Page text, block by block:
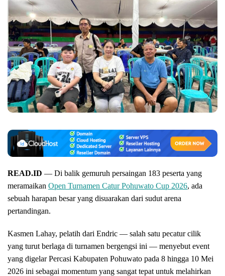
READ.ID — Di balik gemuruh persaingan 183 peserta yang
meramaikan Open Turnamen Catur Pohuwato Cup 2026, ada
sebuah harapan besar yang disuarakan dari sudut arena
pertandingan.
Kasmen Lahay, pelatih dari Endric — salah satu pecatur cilik
yang turut berlaga di turnamen bergengsi ini — menyebut event
yang digelar Percasi Kabupaten Pohuwato pada 8 hingga 10 Mei
2026 ini sebagai momentum yang sangat tepat untuk melahirkan